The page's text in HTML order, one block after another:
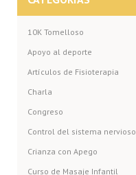
10K Tomelloso
Apoyo al deporte
Artículos de Fisioterapia
Charla
Congreso
Control del sistema nervioso
Crianza con Apego
Curso de Masaje Infantil